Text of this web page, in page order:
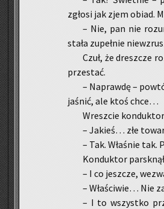
zgło­si jak zjem obiad.
– Nie, pan nie
stała zu­peł­nie
Czuł, że dresz­cze
prze­stać.
– Na­praw­dę –
ja­śnić, ale ktoś chce…
Wresz­cie
– Ja­kieś… złe
– Tak. Wła­śnie
Kon­duk­tor
– I co jesz­cze,
– Wła­ści­wie… Nie
– I to wszyst­ko